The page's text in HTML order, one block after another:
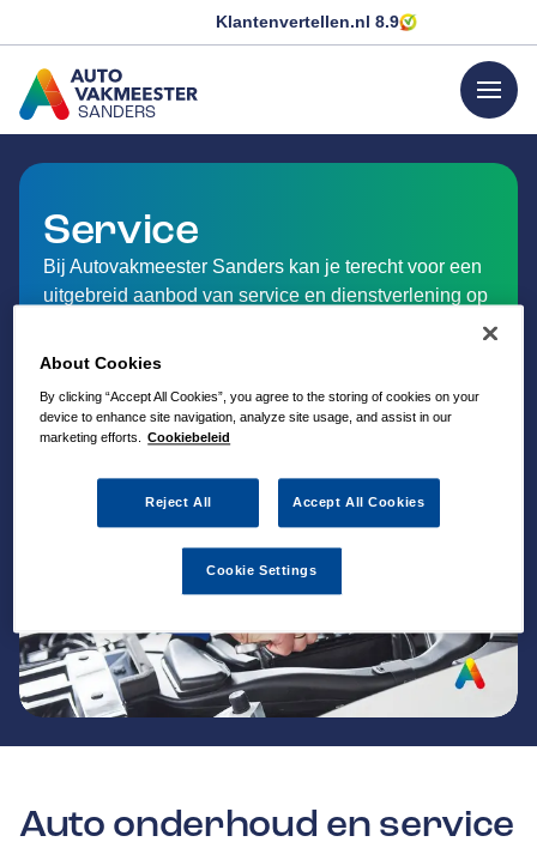
Klantenvertellen.nl 8.9
SANDERS
GA NAAR DE HOMEPAGINA
menu
Service
Bij Autovakmeester Sanders kan je terecht voor een
uitgebreid aanbod van service en dienstverlening op
Auto onderhoud en service
About Cookies
By clicking “Accept All Cookies”, you agree to the storing of cookies on your
device to enhance site navigation, analyze site usage, and assist in our
marketing efforts. Cookiebeleid
Reject All Accept All Cookies
Cookie Settings